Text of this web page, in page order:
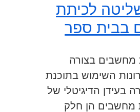
לכיתת
בבית ספר
מחשבים בצורה
השימוש בתוכנת
בעידן הדיגיטלי של
מחשבים הן חלק